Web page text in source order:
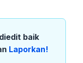
baik
Laporkan!